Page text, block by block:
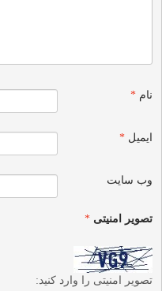
نام*
ایمیل*
وب‌ سایت
تصویر امنیتی*
تصویر امنیتی را وارد کنید: